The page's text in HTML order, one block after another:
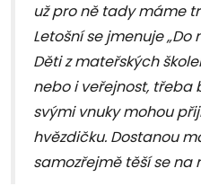
už pro ně tady máme
Letošní se jmenuje „Do
Děti z mateřských
nebo i veřejnost, třeba
svými vnuky mohou
hvězdičku. Dostanou
samozřejmě těší se na